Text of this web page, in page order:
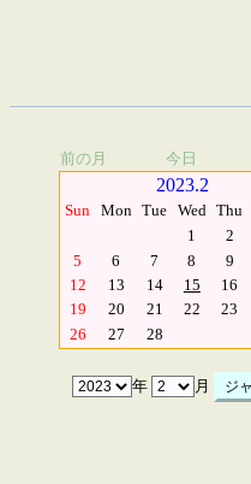
前の月 今日
2023.2
Sun Mon Tue Wed Thu
1
2
5
6 7 8 9
12
13 14 15 16
19
20 21 22 23
26
27 28
年 月